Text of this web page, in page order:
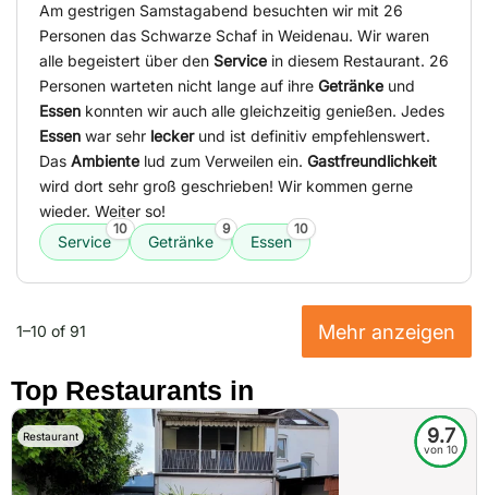
Am gestrigen Samstagabend besuchten wir mit 26
Personen das Schwarze Schaf in Weidenau. Wir waren
alle begeistert über den Service in diesem Restaurant. 26
Personen warteten nicht lange auf ihre Getränke und
Essen konnten wir auch alle gleichzeitig genießen. Jedes
Essen war sehr leckerund ist definitiv empfehlenswert.
Das Ambiente lud zum Verweilen ein. Gastfreundlichkeit
wird dort sehr groß geschrieben! Wir kommen gerne
wieder. Weiter so!
Service
10
Getränke
9
Essen
10
1–10 of 91 Mehr anzeigen
Top Restaurants in
Restaurant 9.7
von 10